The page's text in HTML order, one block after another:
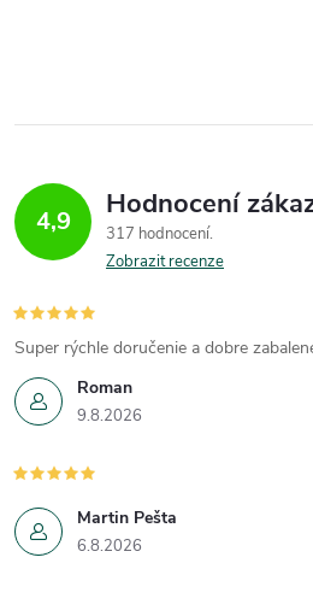
4,9 Hodnocení
317 hodnocení
Zobrazit recenze
Roman
9.8.2026
Super rýchle doručenie a dobre
Martin Pešta
6.8.2026